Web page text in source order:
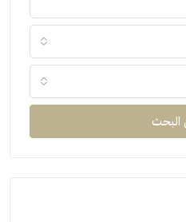
البحث